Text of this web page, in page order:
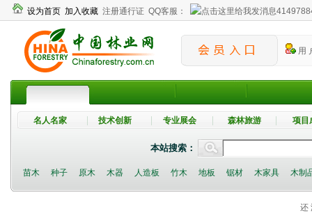
设为首页 加入收藏 注册通行证 QQ客服：
用
名人名家 技术创新 专业展会 森林旅游 项目
本站搜索：
苗木 种子 原木 木器 人造板 竹木 地板 锯材 木家具 木制
还